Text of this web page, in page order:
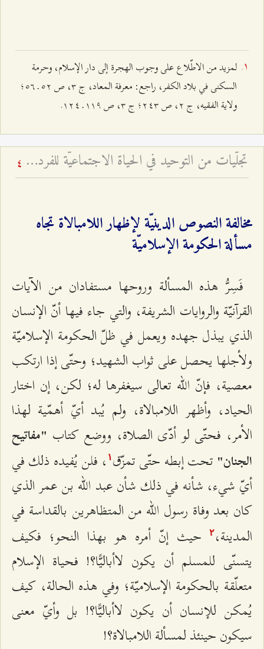
لمزيد من الاطّلاع على وجوب الهجرة إلى دار الإسلام، وحرمة
السكنى في بلاد الكفر، راجع: معرفة المعاد، ج ٣، ص ٥٢ ـ ٥٦؛
ولاية الفقيه، ج ٢، ص ٢٤٣؛ ج ٣، ص ۱۱٩ ـ ۱٢٤.
تجلّيات من التوحيد في الحياة الاجتماعيّة للفرد المسلم 4
مخالفة النصوص الدينيّة لإظهار اللامبالاة تجاه
مسألة الحكومة الإسلاميّة
فَسِرُّ هذه المسألة وروحها مستفادان من الآيات
القرآنيّة والروايات الشريفة، والتي جاء فيها أنّ الإنسان
الذي يبذل جهده ويعمل في ظلّ الحكومة الإسلاميّة
ولأجلها يحصل على ثواب الشهيد؛ وحتّى إذا ارتكب
معصية، فإنّ الله تعالى سيغفرها له؛ لكن، إن اختار
الحياد، وأظهر اللامبالاة، ولم يُبد أيّ أهمّية لهذا
الأمر، فحتّى لو أدّى الصلاة، ووضع كتاب "مفاتيح
الجنان" تحت إبطه حتّى تمزّق ۱ ، فلن يُفيده ذلك في
أيّ شيء، شأنه في ذلك شأن عبد الله بن عمر الذي
كان بعد وفاة رسول الله من المتظاهرين بالقداسة في
المدينة،٢
حيث إنّ أمره هو بهذا النحو؛ فكيف
يتسنّى للمسلم أن يكون لاأباليًّا؟! فحياة الإسلام
متعلّقة بالحكومة الإسلاميّة؛ وفي هذه الحالة، كيف
يُمكن للإنسان أن يكون لاأباليًّا؟! بل وأيّ معنى
سيكون حينئذ لمسألة اللامبالاة؟!